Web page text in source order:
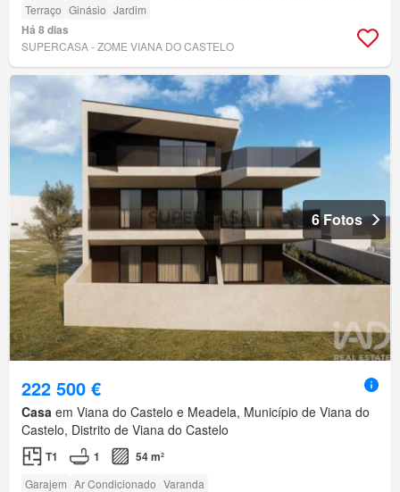
Terraço Ginásio Jardim
Há 8 dias
SUPERCASA - ZOME VIANA DO CASTELO
6 Fotos
222 500 €
Casa em Viana do Castelo e Meadela, Município de Viana do
Castelo, Distrito de Viana do Castelo
T1 1 54 m²
Garajem Ar Condicionado Varanda